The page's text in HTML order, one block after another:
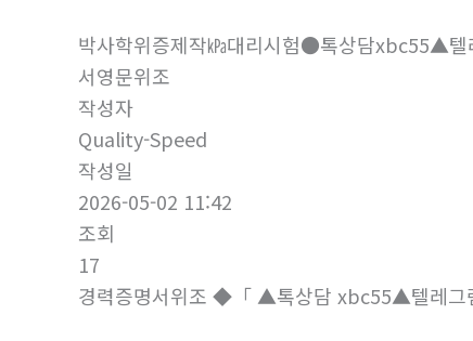
박사학위증제작㎪대리시험●톡상담xbc55▲텔
서영문위조
작성자
Quality-Speed
작성일
2026-05-02 11:42
조회
17
경력증명서위조 ◆「 ▲톡상담 xbc55▲텔레그